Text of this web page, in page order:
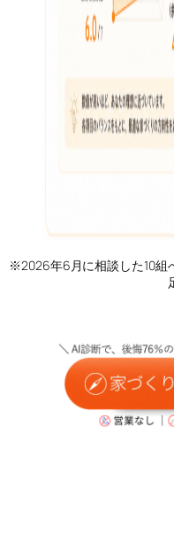
※2026年6月に相談した10組